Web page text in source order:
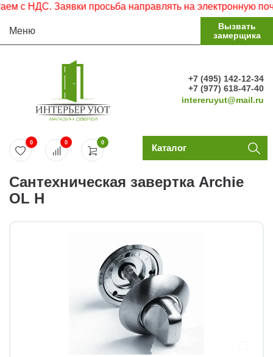
с НДС. Заявки просьба направлять на электронную почту.
Меню
Вызвать
замерщика
+7 (495) 142-12-34
+7 (977) 618-47-40
intereruyut@mail.ru
0
0 0 Каталог
Сантехническая завертка Archie
OL H